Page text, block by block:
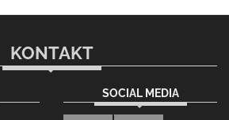
KONTAKT
SOCIAL MEDIA